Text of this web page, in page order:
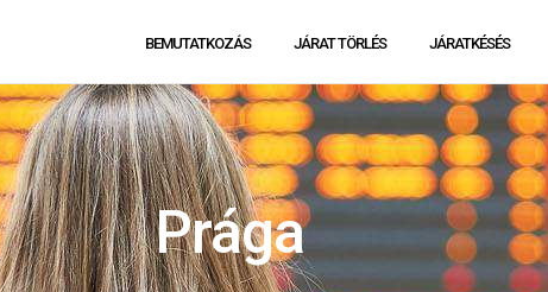
BEMUTATKOZÁS JÁRAT TÖRLÉS JÁRATKÉSÉS
Prága